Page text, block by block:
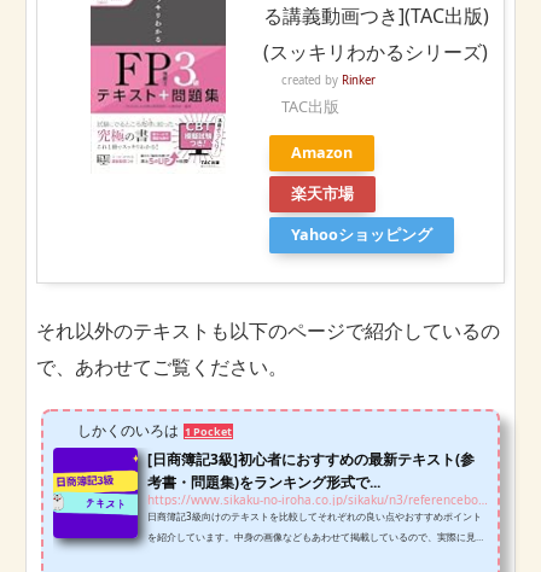
る講義動画つき](TAC出版)
(スッキリわかるシリーズ)
created by Rinker
TAC出版
Amazon
楽天市場
Yahooショッピング
それ以外のテキストも以下のページで紹介しているの
で、あわせてご覧ください。
しかくのいろは 1 Pocket
[日商簿記3級]初心者におすすめの最新テキスト(参
考書・問題集)をランキング形式で...
https://www.sikaku-no-iroha.co.jp/sikaku/n3/referencebooks-n3
日商簿記3級向けのテキストを比較してそれぞれの良い点やおすすめポイント
を紹介しています。中身の画像などもあわせて掲載しているので、実際に見比